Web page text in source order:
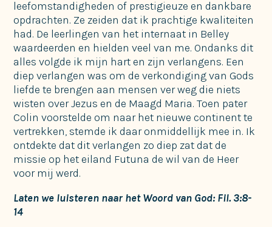
leefomstandigheden of prestigieuze en dankbare
opdrachten. Ze zeiden dat ik prachtige kwaliteiten
had. De leerlingen van het internaat in Belley
waardeerden en hielden veel van me. Ondanks dit
alles volgde ik mijn hart en zijn verlangens. Een
diep verlangen was om de verkondiging van Gods
liefde te brengen aan mensen ver weg die niets
wisten over Jezus en de Maagd Maria. Toen pater
Colin voorstelde om naar het nieuwe continent te
vertrekken, stemde ik daar onmiddellijk mee in. Ik
ontdekte dat dit verlangen zo diep zat dat de
missie op het eiland Futuna de wil van de Heer
voor mij werd.
Laten we luisteren naar het Woord van God: Fil. 3:8-
14